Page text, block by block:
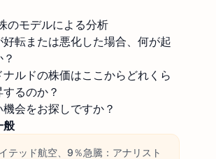
のモデルによる分析
好転または悪化した場合、何が起
ナルドの株価はここからどれくら
るのか？
機会をお探しですか？
般
テッド航空、9％急騰：アナリスト